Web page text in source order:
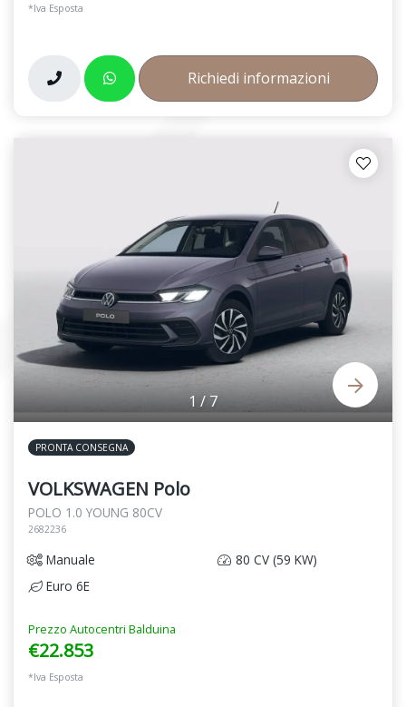
*Iva Esposta
Richiedi informazioni
1/7
PRONTA CONSEGNA
VOLKSWAGEN Polo
POLO 1.0 YOUNG 80CV
2682236
Manuale
80 CV (59 KW)
Euro 6E
Prezzo Autocentri Balduina
€22.853
*Iva Esposta